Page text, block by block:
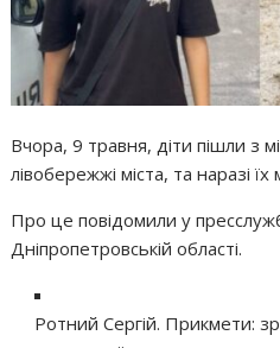
Вчора, 9 травня, діти пішли з
лівобережжі міста, та наразі
Про це повідомили у
Дніпропетровській області.
Ротний Сергій. Прикмети: